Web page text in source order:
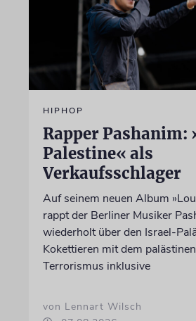
HIPHOP
Rapper Pashanim:
Palestine« als
Verkaufsschlager
Auf seinem neuen Album
rappt der Berliner Musiker
wiederholt über den Israel-
Kokettieren mit dem
Terrorismus inklusive
von Lennart Wilsch